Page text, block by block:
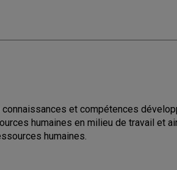
et compétences
humaines en milieu de travail et
humaines.